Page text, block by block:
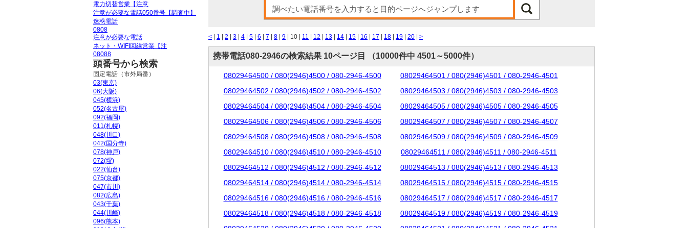
< 1 2 3 4 5 6 7 8 9 | 10 | 11 12 13 14 15 16 17 18 19 20 >
携帯電話080-2946の検索結果 10ページ目 （10000件中 4501～5000件）
08029464500 / 080(2946)4500 / 080-2946-4500
08029464501 / 080(2946)4501 / 080-2946-4501
08029464502 / 080(2946)4502 / 080-2946-4502
08029464503 / 080(2946)4503 / 080-2946-4503
08029464504 / 080(2946)4504 / 080-2946-4504
08029464505 / 080(2946)4505 / 080-2946-4505
08029464506 / 080(2946)4506 / 080-2946-4506
08029464507 / 080(2946)4507 / 080-2946-4507
08029464508 / 080(2946)4508 / 080-2946-4508
08029464509 / 080(2946)4509 / 080-2946-4509
08029464510 / 080(2946)4510 / 080-2946-4510
08029464511 / 080(2946)4511 / 080-2946-4511
08029464512 / 080(2946)4512 / 080-2946-4512
08029464513 / 080(2946)4513 / 080-2946-4513
08029464514 / 080(2946)4514 / 080-2946-4514
08029464515 / 080(2946)4515 / 080-2946-4515
08029464516 / 080(2946)4516 / 080-2946-4516
08029464517 / 080(2946)4517 / 080-2946-4517
08029464518 / 080(2946)4518 / 080-2946-4518
08029464519 / 080(2946)4519 / 080-2946-4519
電力切替営業【注意
注意が必要な電話050番号【調査中】
迷惑電話
0808
注意が必要な電話
ネット・WIFI回線営業【注
08088
頭番号から検索
固定電話（市外局番）
03(東京)
06(大阪)
045(横浜)
052(名古屋)
092(福岡)
011(札幌)
048(川口)
042(国分寺)
078(神戸)
072(堺)
022(仙台)
075(京都)
047(市川)
082(広島)
043(千葉)
044(川崎)
096(熊本)